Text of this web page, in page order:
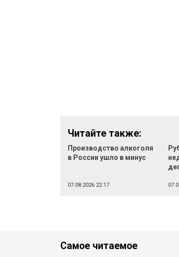
Читайте также:
Производство алкоголя
в России ушло в минус
07.08.2026 22:17
Самое читаемое